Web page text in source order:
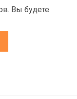
Вы будете